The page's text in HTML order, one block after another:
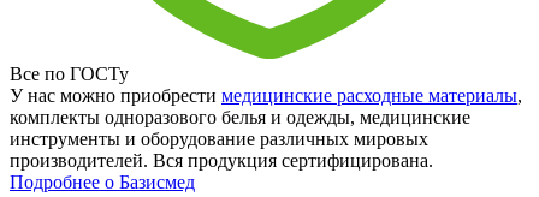
Все по ГОСТу
У нас можно приобрести медицинские расходные материалы,
комплекты одноразового белья и одежды, медицинские
инструменты и оборудование различных мировых
производителей. Вся продукция сертифицирована.
Подробнее о Базисмед